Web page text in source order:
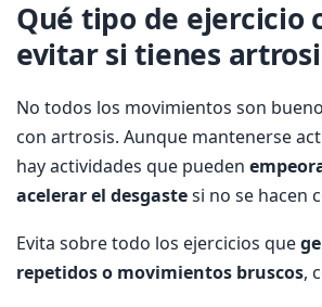
Qué tipo de ejercicio
evitar si tienes
No todos los movimientos son
con artrosis. Aunque mantenerse
hay actividades que pueden
acelerar el desgastesi no se hacen
Evita sobre todo los ejercicios que
repetidos o movimientos bruscos,